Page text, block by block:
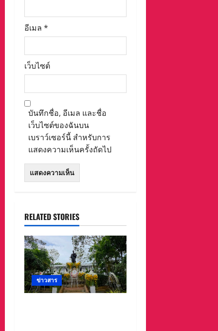
อีเมล *
เว็บไซต์
บันทึกชื่อ, อีเมล และชื่อ
เว็บไซต์ของฉันบน
เบราว์เซอร์นี้ สำหรับการ
แสดงความเห็นครั้งถัดไป
RELATED STORIES
ข่าวสาร